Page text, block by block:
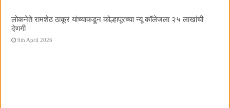
लोकनेते रामशेठ ठाकूर यांच्याकडून कोल्हापूरच्या न्यू कॉलेजला २५ लाखांची
देणगी
9th April 2026